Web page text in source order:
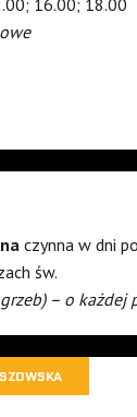
16.00; 18.00
czynna w dni
św.
– o każdej